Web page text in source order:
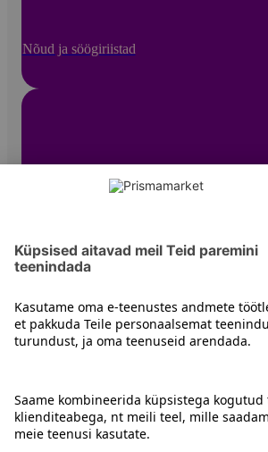
Nõud ja söögiriistad
Muud lauanõud
Juhised